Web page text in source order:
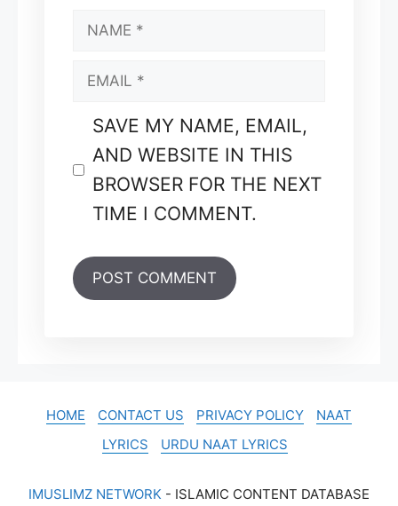
NAME
EMAIL
SAVE MY NAME, EMAIL,
AND WEBSITE IN THIS
BROWSER FOR THE NEXT
TIME I COMMENT.
HOME CONTACT US PRIVACY POLICY
NAAT
LYRICS
URDU NAAT LYRICS
IMUSLIMZ NETWORK - ISLAMIC CONTENT DATABASE